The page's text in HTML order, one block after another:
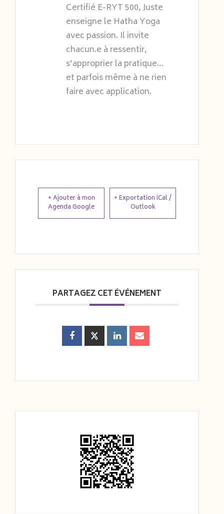
Juste exceptionnel ! Très professionnel et
pédagogue, à l'écoute, passionné et
passionnant. Je suis vraiment heureuse de
Isabelle Dulin
Certifié E-RYT 500, Juste
enseigne le Hatha Yoga
avec passion. Il invite
chacun.e à ressentir,
s’approprier la pratique…
et parfois même à ne rien
faire avec application.
+ Ajouter à mon
Agenda Google
+ Exportation iCal /
Outlook
PARTAGEZ CET ÉVÉNEMENT